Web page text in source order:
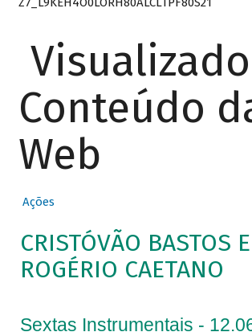
Conteúdo
Web
Ações
CRISTÓVÃO BASTOS E
ROGÉRIO CAETANO
Sextas Instrumentais -